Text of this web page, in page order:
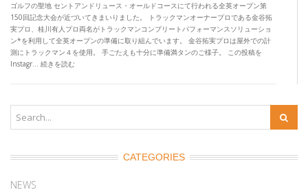
ゴルフの聖地 セントアンドリュース・オールドコースにて行われる全英オープン第
150回記念大会が近づいてきまいりました。 トラックマンオーナープロである金谷拓
実プロ、桂川有人プロ両名がトラックマンコンプリートパフォーマンスソリューショ
ン*を利用して全英オープンの準備に取り組んでいます。 金谷拓実プロは屋外での計
測にトラックマン４を使用。 手ごたえも十分に準備満タンのご様子。 この投稿を
Instagr… 続きを読む
CATEGORIES
NEWS